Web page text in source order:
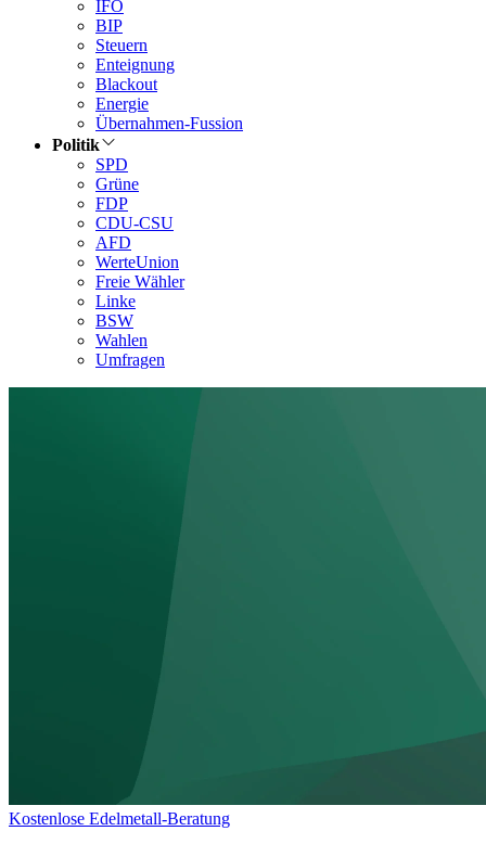
IFO
BIP
Steuern
Enteignung
Blackout
Energie
Übernahmen-Fussion
Politik
SPD
Grüne
FDP
CDU-CSU
AFD
WerteUnion
Freie Wähler
Linke
BSW
Wahlen
Umfragen
Kostenlose Edelmetall-Beratung